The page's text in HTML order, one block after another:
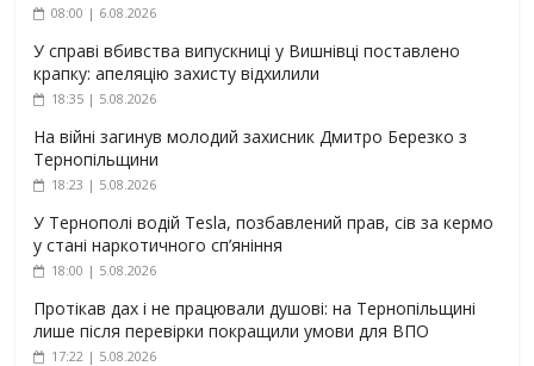
08:00 | 6.08.2026
У справі вбивства випускниці у Вишнівці поставлено
крапку: апеляцію захисту відхилили
18:35 | 5.08.2026
На війні загинув молодий захисник Дмитро Березко з
Тернопільщини
18:23 | 5.08.2026
У Тернополі водій Tesla, позбавлений прав, сів за кермо
у стані наркотичного сп’яніння
18:00 | 5.08.2026
Протікав дах і не працювали душові: на Тернопільщині
лише після перевірки покращили умови для ВПО
17:22 | 5.08.2026